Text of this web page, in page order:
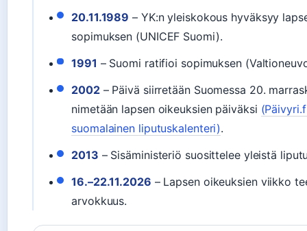
20.11.1989 – YK:n yleiskokous hyväksyy
sopimuksen (UNICEF Suomi).
1991 – Suomi ratifioi sopimuksen
2002– Päivä siirretään Suomessa 20.
nimetään lapsen oikeuksien päiväksi
suomalainen liputuskalenteri).
2013 – Sisäministeriö suosittelee yleistä
16.–22.11.2026 – Lapsen oikeuksien viikko
arvokkuus.